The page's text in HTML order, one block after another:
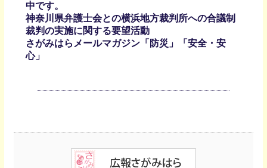
中です。
神奈川県弁護士会との横浜地方裁判所への合議制
裁判の実施に関する要望活動
さがみはらメールマガジン「防災」「安全・安
心」